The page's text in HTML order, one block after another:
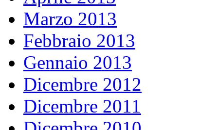
Marzo 2013
Febbraio 2013
Gennaio 2013
Dicembre 2012
Dicembre 2011